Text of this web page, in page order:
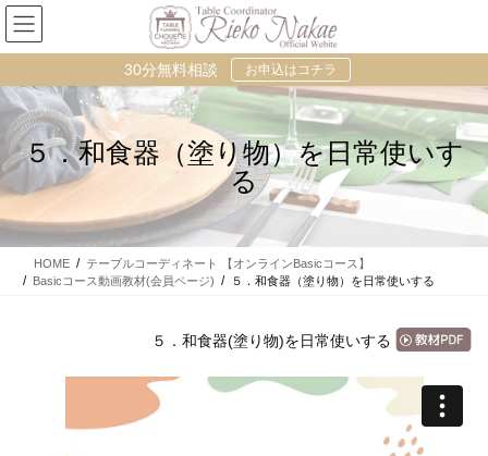
コ
ン
テ
ツ
移
動
ナ
ビ
ゲ
シ
ン
に
移
動
30分無料相談 お申込はコチラ
５．和食器（塗り物）を日常使いす
る
HOME
テーブルコーディネート 【オンラインBasicコース】
Basicコース動画教材(会員ページ)
５．和食器（塗り物）を日常使いする
５．和食器(塗り物)を日常使いする